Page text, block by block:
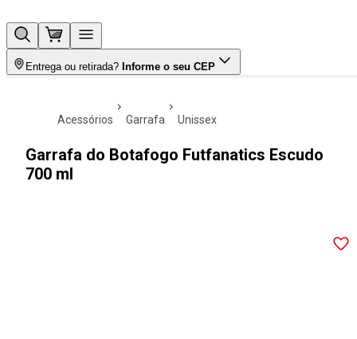
Entrega ou retirada? Informe o seu CEP
acessórios garrafa unissex
Garrafa do Botafogo Futfanatics Escudo
700 ml